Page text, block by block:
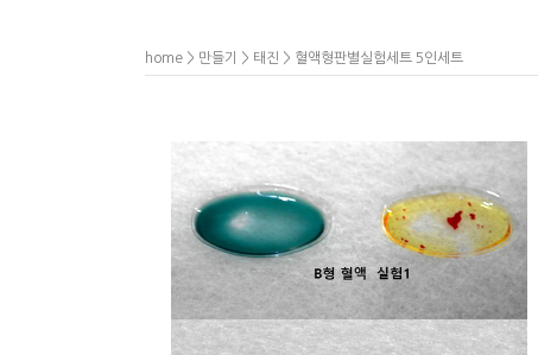
home > 만들기 > 태진 > 혈액형판별실험세트 5인세트